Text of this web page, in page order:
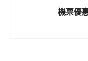
機票優